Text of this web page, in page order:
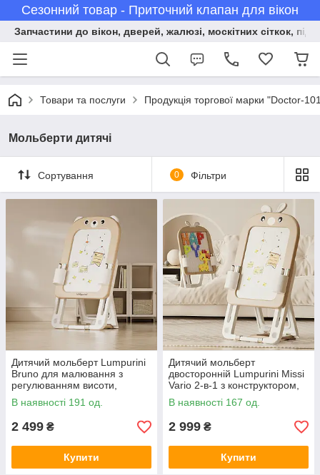
Сезонний товар - Приточний клапан для вікон
Запчастини до вікон, дверей, жалюзі, москітних сіткок,
Товари та послуги Продукція торгової марки "Doctor-
Мольберти дитячі
Сортування 0 Фільтри
Дитячий мольберт Lumpurini
Bruno для малювання з
регулюванням висоти,
магнітами, маркером та
стаканчиками для канцелярії
В наявності 191 од.
2 499 ₴
Купити
Дитячий мольберт
двосторонній Lumpurini Missi
Vario 2-в-1 з конструктором,
магнітною дошкою для
малювання і регулюванням
В наявності 167 од.
2 999 ₴
Купити